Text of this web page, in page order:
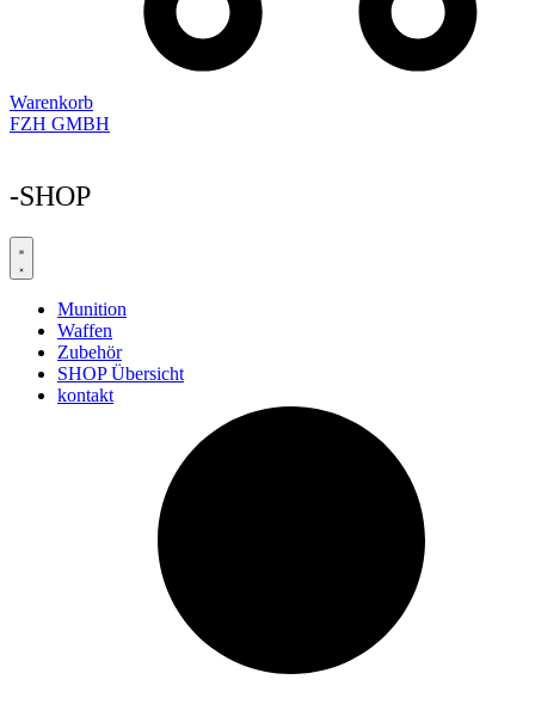
Warenkorb
FZH GMBH
-SHOP
Munition
Waffen
Zubehör
SHOP Übersicht
kontakt